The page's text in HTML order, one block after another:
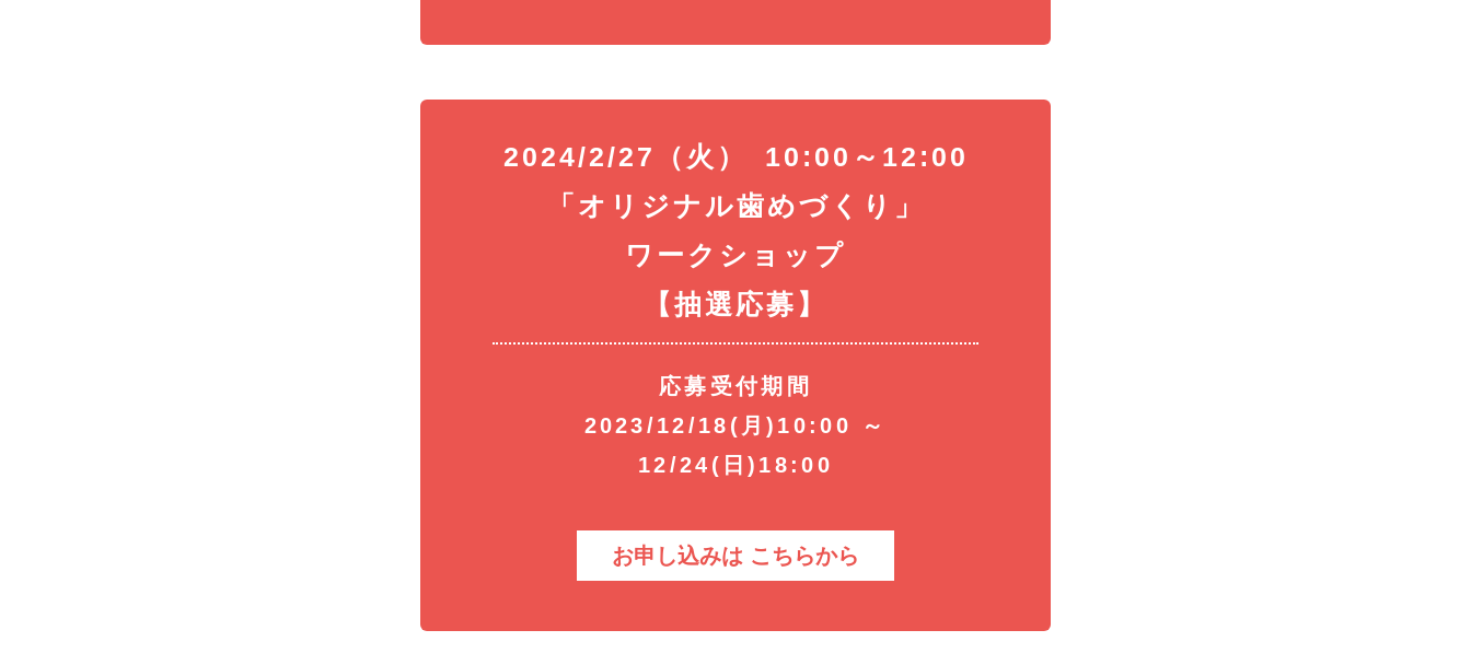
2024/2/27（火） 10:00～12:00
「オリジナル歯めづくり」
ワークショップ
【抽選応募】
応募受付期間
2023/12/18(月)10:00 ～
12/24(日)18:00
お申し込みは こちらから